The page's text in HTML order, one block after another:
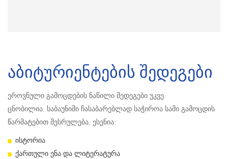
აბიტურიენტების შედეგები
ეროვნული გამოცდების ნაწილი შედეგები უკვე
ცნობილია. საბაუნიში ჩასაბარებლად საჭიროა სამი გამოცდის
წარმატებით შესრულება. ესენია:
ისტორია
ქართული ენა და ლიტერატურა